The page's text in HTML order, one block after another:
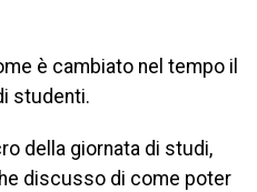
è cambiato nel tempo il
studenti.
della giornata di studi,
discusso di come poter